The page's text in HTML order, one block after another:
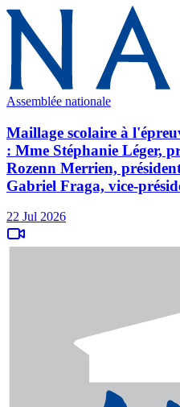
Assemblée nationale
Maillage scolaire à
: Mme Stéphanie Léger,
Rozenn Merrien,
Gabriel Fraga, vice-
22 Jul 2026